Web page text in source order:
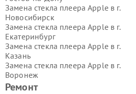
Ремонт
Замена стекла плеера Apple в г.
Новосибирск
Замена стекла плеера Apple в г.
Екатеринбург
Замена стекла плеера Apple в г.
Казань
Замена стекла плеера Apple в г.
Воронеж
Замена стекла плеера Apple в г.